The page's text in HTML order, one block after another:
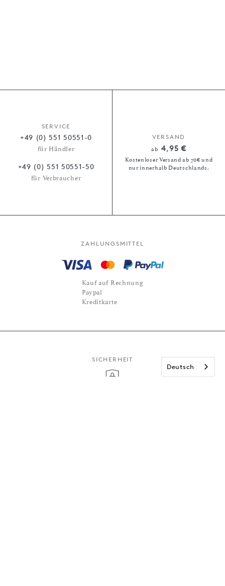
SERVICE
+49 (0) 551 50551-0
für Händler
+49 (0) 551 50551-50
für Verbraucher
VERSAND
ab 4,95 €
Kostenloser Versand ab 70€ und
nur innerhalb Deutschlands.
ZAHLUNGSMITTEL
Kauf auf Rechnung
Paypal
Kreditkarte
SICHERHEIT
Deutsch